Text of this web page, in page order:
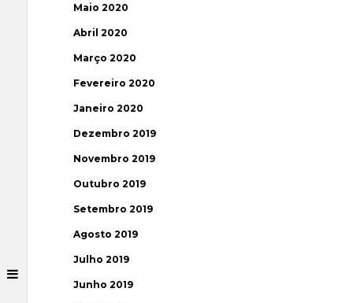
Maio 2020
Abril 2020
Março 2020
Fevereiro 2020
Janeiro 2020
Dezembro 2019
Novembro 2019
Outubro 2019
Setembro 2019
Agosto 2019
Julho 2019
Junho 2019